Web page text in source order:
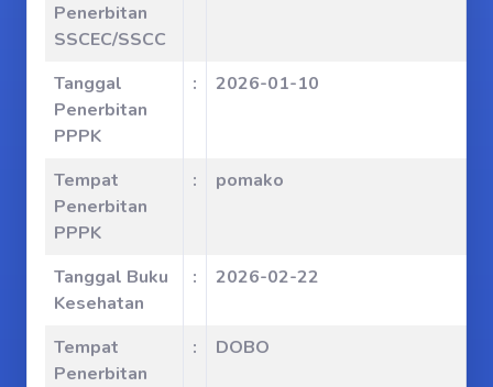
Penerbitan
SSCEC/SSCC
Tanggal
Penerbitan
PPPK
: 2026-01-10
Tempat
Penerbitan
PPPK
: pomako
Tanggal Buku
Kesehatan
: 2026-02-22
Tempat
Penerbitan
: DOBO